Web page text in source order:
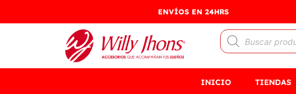
al
ENVÍOS EN 24HRS
Búsqueda
de
INICIO TIENDAS